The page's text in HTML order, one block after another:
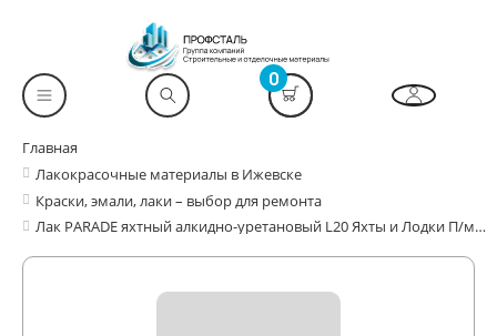
0
Главная
Лакокрасочные материалы в Ижевске
Краски, эмали, лаки – выбор для ремонта
Лак PARADE яхтный алкидно-уретановый L20 Яхты и Лодки П/мат0,75л Россия